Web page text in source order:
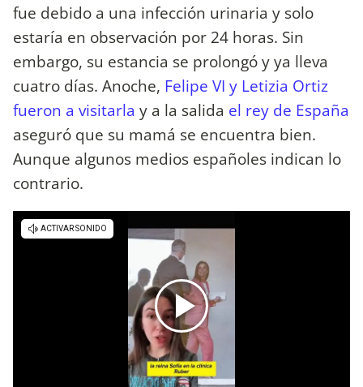
fue debido a una infección urinaria y solo
estaría en observación por 24 horas. Sin
embargo, su estancia se prolongó y ya lleva
cuatro días. Anoche, Felipe VI y Letizia Ortiz
fueron a visitarla y a la salida el rey de España
aseguró que su mamá se encuentra bien.
Aunque algunos medios españoles indican lo
contrario.